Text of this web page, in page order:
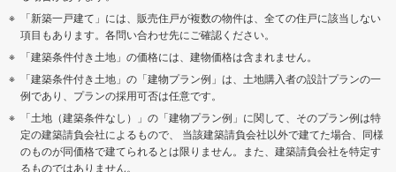
「新築一戸建て」には、販売住戸が複数の物件は、全ての住戸に該当しない
項目もあります。各問い合わせ先にご確認ください。
「建築条件付き土地」の価格には、建物価格は含まれません。
「建築条件付き土地」の「建物プラン例」は、土地購入者の設計プランの一
例であり、プランの採用可否は任意です。
「土地（建築条件なし）」の「建物プラン例」に関して、そのプラン例は特
定の建築請負会社によるもので、 当該建築請負会社以外で建てた場合、同様
のものが同価格で建てられるとは限りません。また、建築請負会社を特定す
るものではありません。